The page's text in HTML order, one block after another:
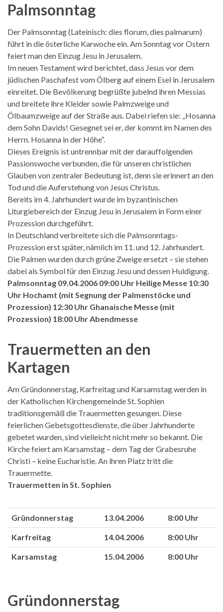
Palmsonntag
Der Palmsonntag (Lateinisch: dies florum, dies palmarum)
führt in die österliche Karwoche ein. Am Sonntag vor Ostern
feiert man den Einzug Jesu in Jerusalem.
Im neuen Testament wird berichtet, dass Jesus vor dem
jüdischen Paschafest vom Ölberg auf einem Esel in Jerusalem
einreitet. Die Bevölkerung begrüßte jubelnd ihren Messias
und breitete ihre Kleider sowie Palmzweige und
Ölbaumzweige auf der Straße aus. Dabei riefen sie: „Hosanna
dem Sohn Davids! Gesegnet sei er, der kommt im Namen des
Herrn. Hosanna in der Höhe“.
Dieses Ereignis ist untrennbar mit der darauffolgenden
Passionswoche verbunden, die für unseren christlichen
Glauben von zentraler Bedeutung ist, denn sie erinnert an den
Tod und die Auferstehung von Jesus Christus.
Bereits im 4. Jahrhundert wurde im byzantinischen
Liturgiebereich der Einzug Jesu in Jerusalem in Form einer
Prozession durchgeführt.
In Deutschland verbreitete sich die Palmsonntags-
Prozession erst später, nämlich im 11. und 12. Jahrhundert.
Die Palmen wurden durch grüne Zweige ersetzt – sie stehen
dabei als Symbol für den Einzug Jesu und dessen Huldigung.
Palmsonntag 09.04.2006 09:00 Uhr Heilige Messe 10:30
Uhr Hochamt (mit Segnung der Palmenstöcke und
Prozession) 12:30 Uhr Ghanaische Messe (mit
Prozession) 18:00 Uhr Abendmesse
Trauermetten an den
Kartagen
Am Gründonnerstag, Karfreitag und Karsamstag werden in
der Katholischen Kirchengemeinde St. Sophien
traditionsgemäß die Trauermetten gesungen. Diese
feierlichen Gebetsgottesdienste, die über Jahrhunderte
gebetet wurden, sind vielleicht nicht mehr so bekannt. Die
Kirche feiert am Karsamstag – dem Tag der Grabesruhe
Christi – keine Eucharistie. An ihren Platz tritt die
Trauermette.
Trauermetten in St. Sophien
Gründonnerstag 13.04.2006 8:00 Uhr
Karfreitag 14.04.2006 8:00 Uhr
Karsamstag 15.04.2006 8:00 Uhr
Gründonnerstag